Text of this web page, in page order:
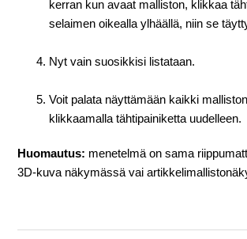
kerran kun avaat malliston, klikkaa
selaimen oikealla ylhäällä, niin se
Nyt vain suosikkisi listataan.
Voit palata näyttämään kaikki
klikkaamalla tähtipainiketta uudelleen.
Huomautus: menetelmä on sama
3D-kuva näkymässä vai